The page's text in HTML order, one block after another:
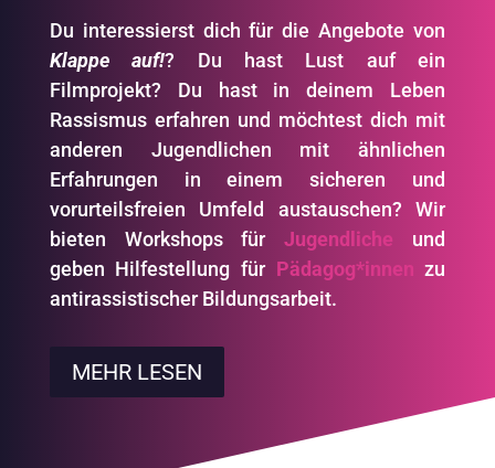
Du interessierst dich für die Angebote von
Klappe auf!? Du hast Lust auf ein
Filmprojekt? Du hast in deinem Leben
Rassismus erfahren und möchtest dich mit
anderen Jugendlichen mit ähnlichen
Erfahrungen in einem sicheren und
vorurteilsfreien Umfeld austauschen? Wir
bieten Workshops fürJugendliche und
geben Hilfestellung für Pädagog*innen zu
antirassistischer Bildungsarbeit.
MEHR LESEN